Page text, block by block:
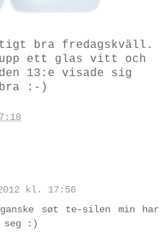
bra fredagskväll.
ett glas vitt och
13:e visade sig
:-)
kl. 17:56
søt te-silen min har
seg :)